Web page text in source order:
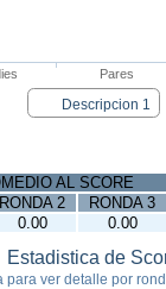
Descripcion 1
Pares
AL SCORE
RONDA 2
RONDA 3
0.00 0.00
Estadistica de
para ver detalle por